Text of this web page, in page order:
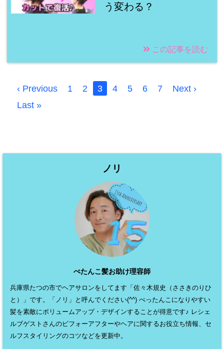
う変わる？
この記事を読む
‹ Previous 1 2 3 4 5 6 7
Next ›
Last »
ノリ
ぺたんこ髪お助け理容師
兵庫県たつの市でヘアサロンをしてます「佐々木規史（ささきのりひ
と）」です。「ノリ」と呼んでください(^^) ぺったんこになりやすい
髪を素敵にボリュームアップ・デザインすることが得意です♪ レシェ
ルブゲストさんのビフォーアフターやヘアに関するお役立ち情報、セ
ルフスタイリングのコツなどを更新中。